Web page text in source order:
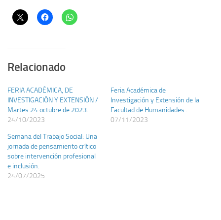
Relacionado
FERIA ACADÉMICA, DE
INVESTIGACIÓN Y EXTENSIÓN /
Martes 24 octubre de 2023.
24/10/2023
Feria Académica de
Investigación y Extensión de la
Facultad de Humanidades .
07/11/2023
Semana del Trabajo Social: Una
jornada de pensamiento crítico
sobre intervención profesional
e inclusión.
24/07/2025